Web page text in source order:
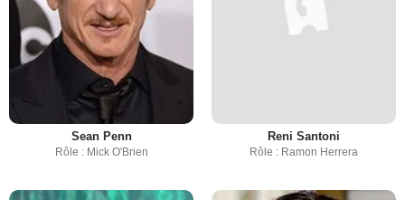
Sean Penn
Rôle : Mick O'Brien
Reni Santoni
Rôle : Ramon Herrera